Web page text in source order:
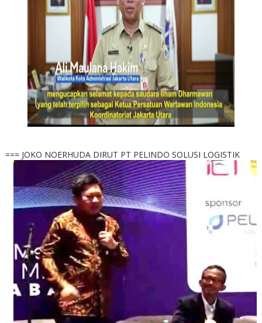
=== JOKO NOERHUDA DIRUT PT PELINDO SOLUSI LOGISTIK